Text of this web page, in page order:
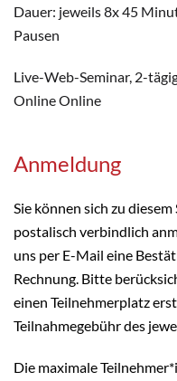
Dauer: jeweils 8x 45
Pausen
Live-Web-Seminar, 2-
Online Online
Anmeldung
Sie können sich zu
postalisch verbindlich
uns per E-Mail eine
Rechnung. Bitte
einen Teilnehmerplatz
Teilnahmegebühr des
Die maximale